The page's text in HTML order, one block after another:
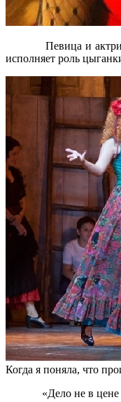
Певица и
исполняет роль
Когда я поняла, что
«Дело не в цене